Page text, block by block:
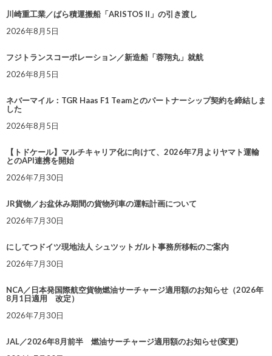
川崎重工業／ばら積運搬船「ARISTOS II」の引き渡し
2026年8月5日
フジトランスコーポレーション／新造船「蓉翔丸」就航
2026年8月5日
ネバーマイル：TGR Haas F1 Teamとのパートナーシップ契約を締結しま
した
2026年8月5日
【トドケール】マルチキャリア化に向けて、2026年7月よりヤマト運輸
とのAPI連携を開始
2026年7月30日
JR貨物／お盆休み期間の貨物列車の運転計画について
2026年7月30日
にしてつドイツ現地法人 シュツットガルト事務所移転のご案内
2026年7月30日
NCA／日本発国際航空貨物燃油サーチャージ適用額のお知らせ（2026年
8月1日適用 改定）
2026年7月30日
JAL／2026年8月前半 燃油サーチャージ適用額のお知らせ(変更)